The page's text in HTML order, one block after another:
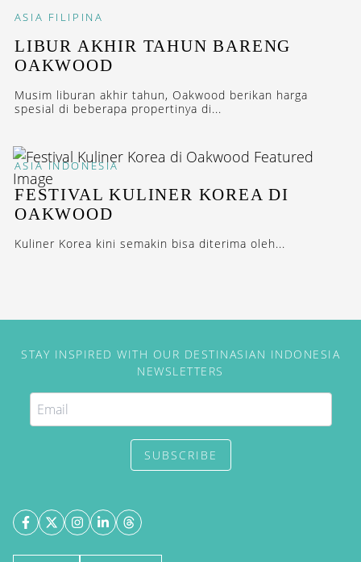
ASIA FILIPINA
LIBUR AKHIR TAHUN BARENG
OAKWOOD
Musim liburan akhir tahun, Oakwood berikan harga
spesial di beberapa propertinya di...
ASIA INDONESIA
FESTIVAL KULINER KOREA DI
OAKWOOD
Kuliner Korea kini semakin bisa diterima oleh...
STAY INSPIRED WITH OUR DESTINASIAN INDONESIA
NEWSLETTERS
SUBSCRIBE